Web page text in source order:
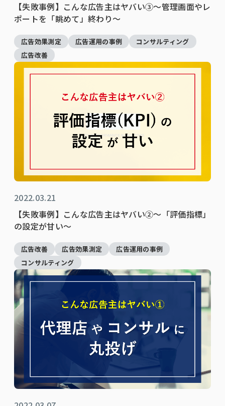
【失敗事例】こんな広告主はヤバい③～管理画面やレ
ポートを「眺めて」終わり～
広告効果測定 広告運用の事例
コンサルティング
広告改善
2022.03.21
【失敗事例】こんな広告主はヤバい②～「評価指標」
の設定が甘い～
広告改善 広告効果測定
広告運用の事例
コンサルティング